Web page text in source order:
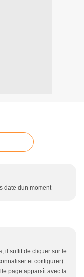
date dun moment
il suffit de cliquer sur le
et configurer)
page apparaît avec la